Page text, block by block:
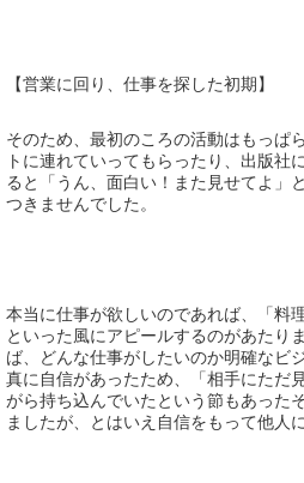
【営業に回り、仕事を探した初期】
そのため、最初のころの活動はもっぱ
トに連れていってもらったり、出版
ると「うん、面白い！また見せてよ」
つきませんでした。
本当に仕事が欲しいのであれば、「料
といった風にアピールするのがあたり
ば、どんな仕事がしたいのか明確なビ
真に自信があったため、「相手にただ
がら持ち込んでいたという節もあった
ましたが、とはいえ自信をもって他人